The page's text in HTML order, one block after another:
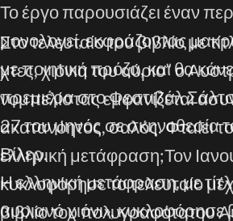
Το έργο παρουσιάζει έναν
μονολογεί, εκφράζοντας
με ποιητική πρόζα, και θα
πρεμιέρα στο Φεστιβάλ
27 του μηνός σε σκηνοθεσία
Βίλερ.
Η ελληνική μετάφραση, με
αυριανό χιόνι», κυκλοφόρησε
Στο τελευταίο του βιβλίο με
χτες, χιόνια του αύριο” ο
νομπελίστας εμφανίζεται
ακατανόητος, σαλός. Φταίει
ελληνική μετάφραση;Τον
κυκλοφόρησε το τελευταίο
βιβλίο του πολυγραφότατου